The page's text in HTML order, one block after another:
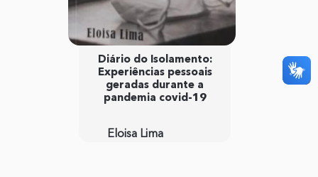
Diário do Isolamento:
Experiências pessoais
geradas durante a
pandemia covid-19
Eloisa Lima